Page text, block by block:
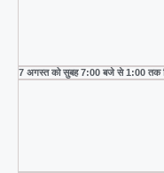
7 अगस्त को सुबह 7:00 बजे से 1:00 तक